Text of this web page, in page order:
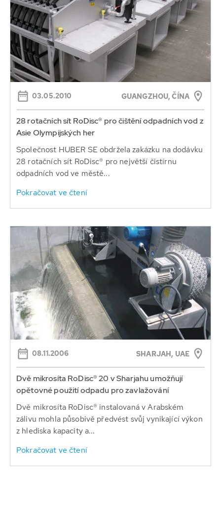
03.05.2010 GUANGZHOU, ČÍNA
28 rotačních sít RoDisc® pro čištění odpadních vod z
Asie Olympijských her
Společnost HUBER SE obdržela zakázku na dodávku
28 rotačních sít RoDisc® pro největší čistírnu
odpadních vod ve městě...
Pokračovat ve čtení
08.11.2006 SHARJAH, UAE
Dvě mikrosíta RoDisc® 20 v Sharjahu umožňují
opětovné použití odpadu pro zavlažování
Dvě mikrosíta RoDisc® instalovaná v Arabském
zálivu mohla působivě předvést svůj vynikající výkon
z hlediska kapacity a...
Pokračovat ve čtení